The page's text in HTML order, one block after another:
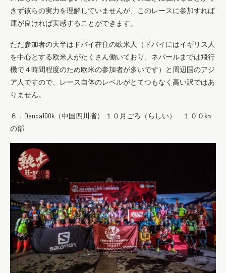
きず彼らの実力を理解していませんが、このレースに参加すれば
運が良ければ実感することができます。
ただ参加者の大半はドバイ在住の欧米人（ドバイにはイギリス人
を中心とする欧米人がたくさん働いており、ネパールまでは飛行
機で４時間程度のため欧米の参加者が多いです）と周辺国のアジ
ア人ですので、レース自体のレベルがとてつもなく高い訳ではあ
りません。
６．Danba100k（中国四川省） １０月ごろ（らしい） １００㎞
の部